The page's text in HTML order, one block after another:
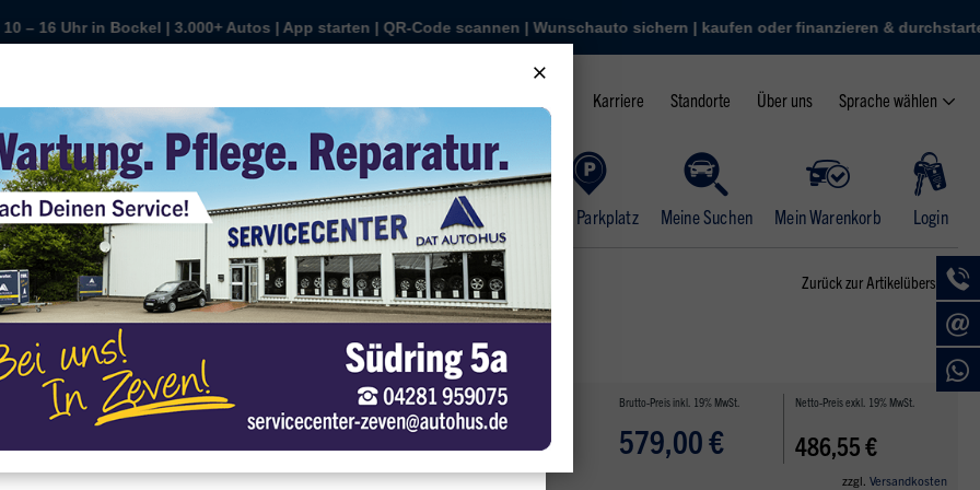
starten | QR-Code scannen | Wunschauto sichern | kaufen oder finanzieren & durchstarten
in Bockel | 3.000+ Autos | App starten | QR-Code scannen | Wunschauto sichern | kaufen oder finanzieren & durchstarten
ist Auto-Tag | 10 – 16 Uhr in Bockel | 3.000+ Autos | App starten | QR-Code scannen | Wunschauto sichern | kaufen oder
Sonntag ist Auto-Tag | 10 – 16 Uhr in Bockel | 3.000+ Autos | App starten | QR-Code scannen |
Karriere Standorte Über uns Sprache wählen
Mein Parkplatz Meine Suchen Mein Warenkorb Login
Zurück zur Artikelübersicht
Brutto-Preis inkl. 19% MwSt.
579,00 €
Netto-Preis exkl. 19% MwSt.
486,55 €
zzgl. Versandkosten
verwenden Cookies
können diese zur Analyse unserer Besucherdaten platzieren, um unsere
zu verbessern, personalisierte Inhalte anzuzeigen und Ihnen ein
Website-Erlebnis zu bieten. Für weitere Informationen zu den von
verwendeten Cookies öffnen Sie die Einstellungen.
Einstellungen
Datenschutz Impressum